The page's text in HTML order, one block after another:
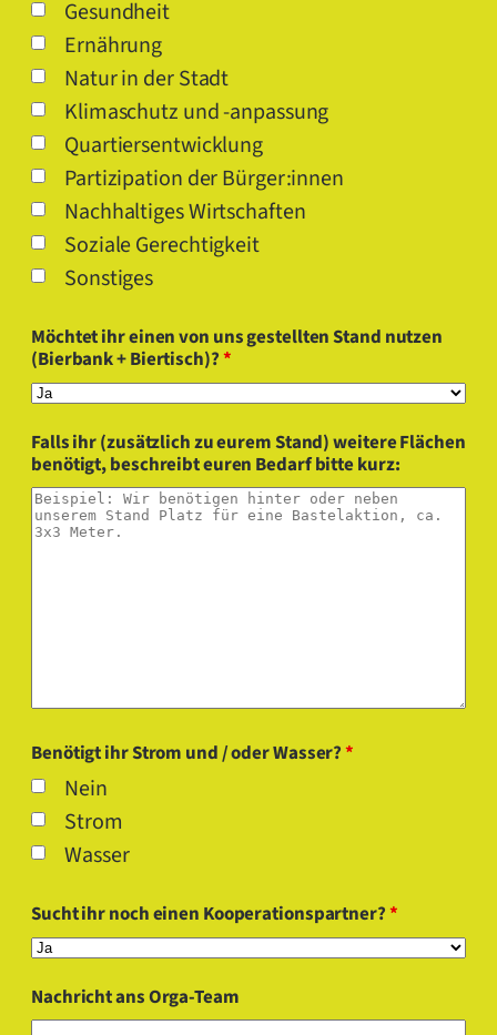
Gesundheit
Ernährung
Natur in der Stadt
Klimaschutz und -anpassung
Quartiersentwicklung
Partizipation der Bürger:innen
Nachhaltiges Wirtschaften
Soziale Gerechtigkeit
Sonstiges
Möchtet ihr einen von uns gestellten Stand nutzen
(Bierbank + Biertisch)?*
Falls ihr (zusätzlich zu eurem Stand) weitere Flächen
benötigt, beschreibt euren Bedarf bitte kurz:
Benötigt ihr Strom und / oder Wasser?*
Nein
Strom
Wasser
Sucht ihr noch einen Kooperationspartner?*
Nachricht ans Orga-Team